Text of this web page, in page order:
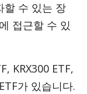
할 수 있는 장
접근할 수 있
KRX300 ETF,
가 있습니다.